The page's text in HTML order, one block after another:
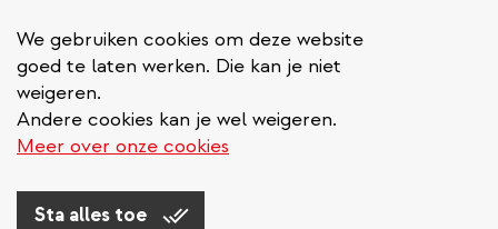
We gebruiken cookies om deze website
goed te laten werken. Die kan je niet
weigeren.
Andere cookies kan je wel weigeren.
Meer over onze cookies
Sta alles toe